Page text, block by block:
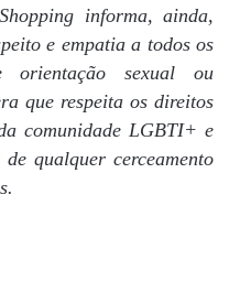
informa, ainda,
e empatia a todos os
orientação sexual ou
que respeita os direitos
comunidade LGBTI+ e
qualquer cerceamento